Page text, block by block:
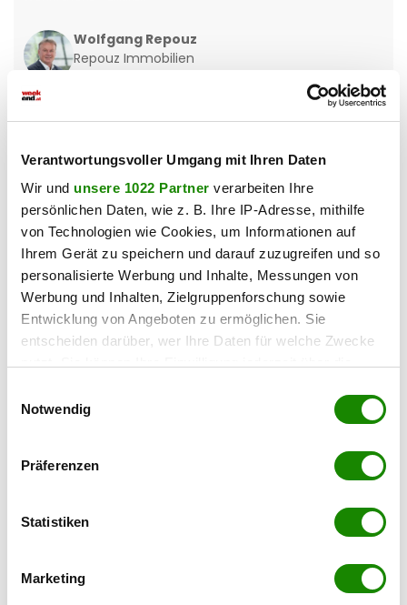
Verantwortungsvoller Umgang mit Ihren Daten
Wir und unsere 1022 Partner verarbeiten Ihre
persönlichen Daten, wie z. B. Ihre IP-Adresse, mithilfe
von Technologien wie Cookies, um Informationen auf
Ihrem Gerät zu speichern und darauf zuzugreifen und so
personalisierte Werbung und Inhalte, Messungen von
Werbung und Inhalten, Zielgruppenforschung sowie
Entwicklung von Angeboten zu ermöglichen. Sie
entscheiden darüber, wer Ihre Daten für welche Zwecke
Trigger Symbol ändern oder widerrufen
Informationen über Ihre geografische Lage
können
bestimmten Merkmalen (Fingerprinting) identifizieren
Erfahren Sie mehr darüber, wie Ihre persönlichen Daten
Notwendig
Präferenzen
Statistiken
Marketing
Wolfgang Repouz
Repouz Immobilien
Modern Living | Top 20 | Penthouse im
Zentrum | Fertigstellung September 2026
112,11 m2
Thomas Zitta